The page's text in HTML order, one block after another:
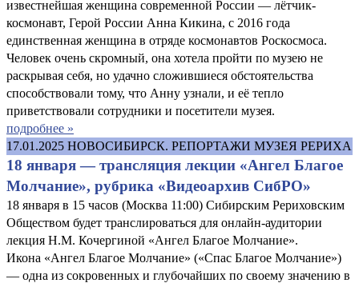
известнейшая женщина современной России — лётчик-
космонавт, Герой России Анна Кикина, с 2016 года
единственная женщина в отряде космонавтов Роскосмоса.
Человек очень скромный, она хотела пройти по музею не
раскрывая себя, но удачно сложившиеся обстоятельства
способствовали тому, что Анну узнали, и её тепло
приветствовали сотрудники и посетители музея.
подробнее »
17.01.2025 НОВОСИБИРСК. РЕПОРТАЖИ МУЗЕЯ РЕРИХА
18 января — трансляция лекции «Ангел Благое
Молчание», рубрика «Видеоархив СибРО»
18 января в 15 часов (Москва 11:00) Сибирским Рериховским
Обществом будет транслироваться для онлайн-аудитории
лекция Н.М. Кочергиной «Ангел Благое Молчание».
Икона «Ангел Благое Молчание» («Спас Благое Молчание»)
— одна из сокровенных и глубочайших по своему значению в